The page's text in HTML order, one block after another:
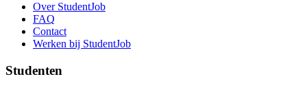
Over StudentJob
FAQ
Contact
Werken bij StudentJob
Studenten